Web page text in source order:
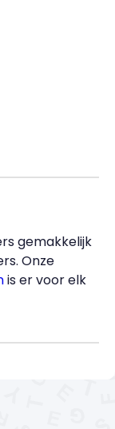
gemakkelijk
Onze
is er voor elk